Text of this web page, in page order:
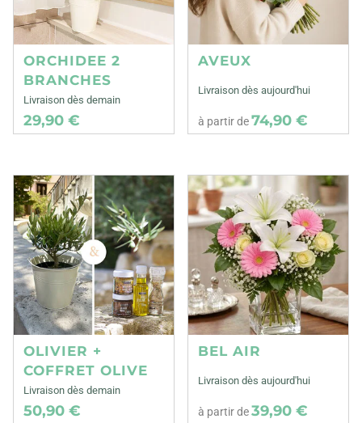
ORCHIDEE 2
BRANCHES
Livraison dès demain
29,90 €
AVEUX
Livraison dès aujourd'hui
à partir de74,90 €
OLIVIER +
COFFRET OLIVE
Livraison dès demain
50,90 €
BEL AIR
Livraison dès aujourd'hui
à partir de39,90 €